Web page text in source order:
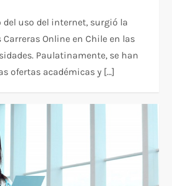
del uso del internet, surgió la
Online en Chile en las
Paulatinamente, se han
ofertas académicas y […]